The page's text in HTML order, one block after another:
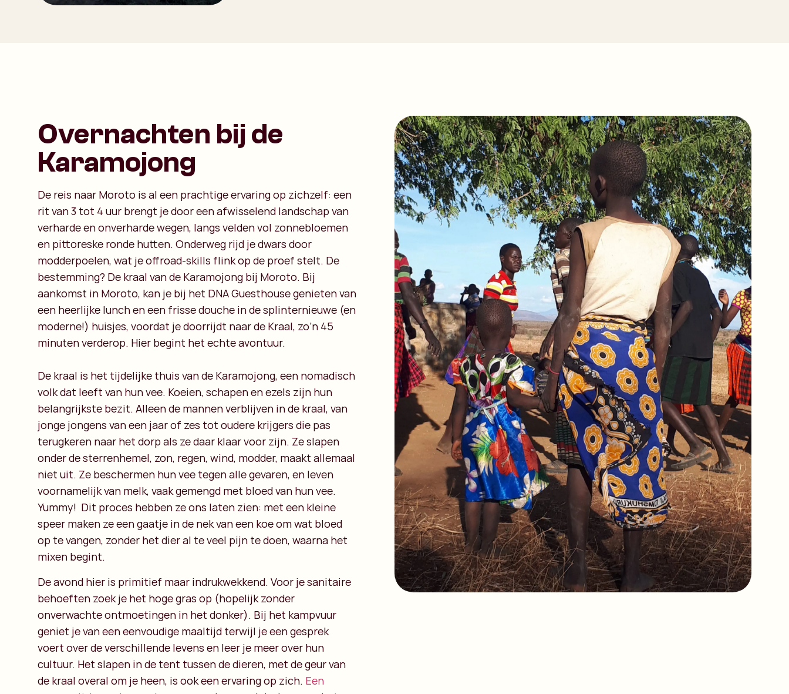
Overnachten bij de
Karamojong
De reis naar Moroto is al een prachtige ervaring op zichzelf: een
rit van 3 tot 4 uur brengt je door een afwisselend landschap van
verharde en onverharde wegen, langs velden vol zonnebloemen
en pittoreske ronde hutten. Onderweg rijd je dwars door
modderpoelen, wat je offroad-skills flink op de proef stelt. De
bestemming? De kraal van de Karamojong bij Moroto. Bij
aankomst in Moroto, kan je bij het DNA Guesthouse genieten van
een heerlijke lunch en een frisse douche in de splinternieuwe (en
moderne!) huisjes, voordat je doorrijdt naar de Kraal, zo’n 45
minuten verderop. Hier begint het echte avontuur.
De kraal is het tijdelijke thuis van de Karamojong, een nomadisch
volk dat leeft van hun vee. Koeien, schapen en ezels zijn hun
belangrijkste bezit. Alleen de mannen verblijven in de kraal, van
jonge jongens van een jaar of zes tot oudere krijgers die pas
terugkeren naar het dorp als ze daar klaar voor zijn. Ze slapen
onder de sterrenhemel, zon, regen, wind, modder, maakt allemaal
niet uit. Ze beschermen hun vee tegen alle gevaren, en leven
voornamelijk van melk, vaak gemengd met bloed van hun vee.
Yummy! Dit proces hebben ze ons laten zien: met een kleine
speer maken ze een gaatje in de nek van een koe om wat bloed
op te vangen, zonder het dier al te veel pijn te doen, waarna het
mixen begint.
De avond hier is primitief maar indrukwekkend. Voor je sanitaire
behoeften zoek je het hoge gras op (hopelijk zonder
onverwachte ontmoetingen in het donker). Bij het kampvuur
geniet je van een eenvoudige maaltijd terwijl je een gesprek
voert over de verschillende levens en leer je meer over hun
cultuur. Het slapen in de tent tussen de dieren, met de geur van
de kraal overal om je heen, is ook een ervaring op zich. Een